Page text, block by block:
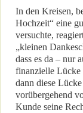
In den Kreisen,
Hochzeit“ eine
versuchte,
„kleinen
dass es da – nur
finanzielle
dann diese
vorübergehend
Kunde seine